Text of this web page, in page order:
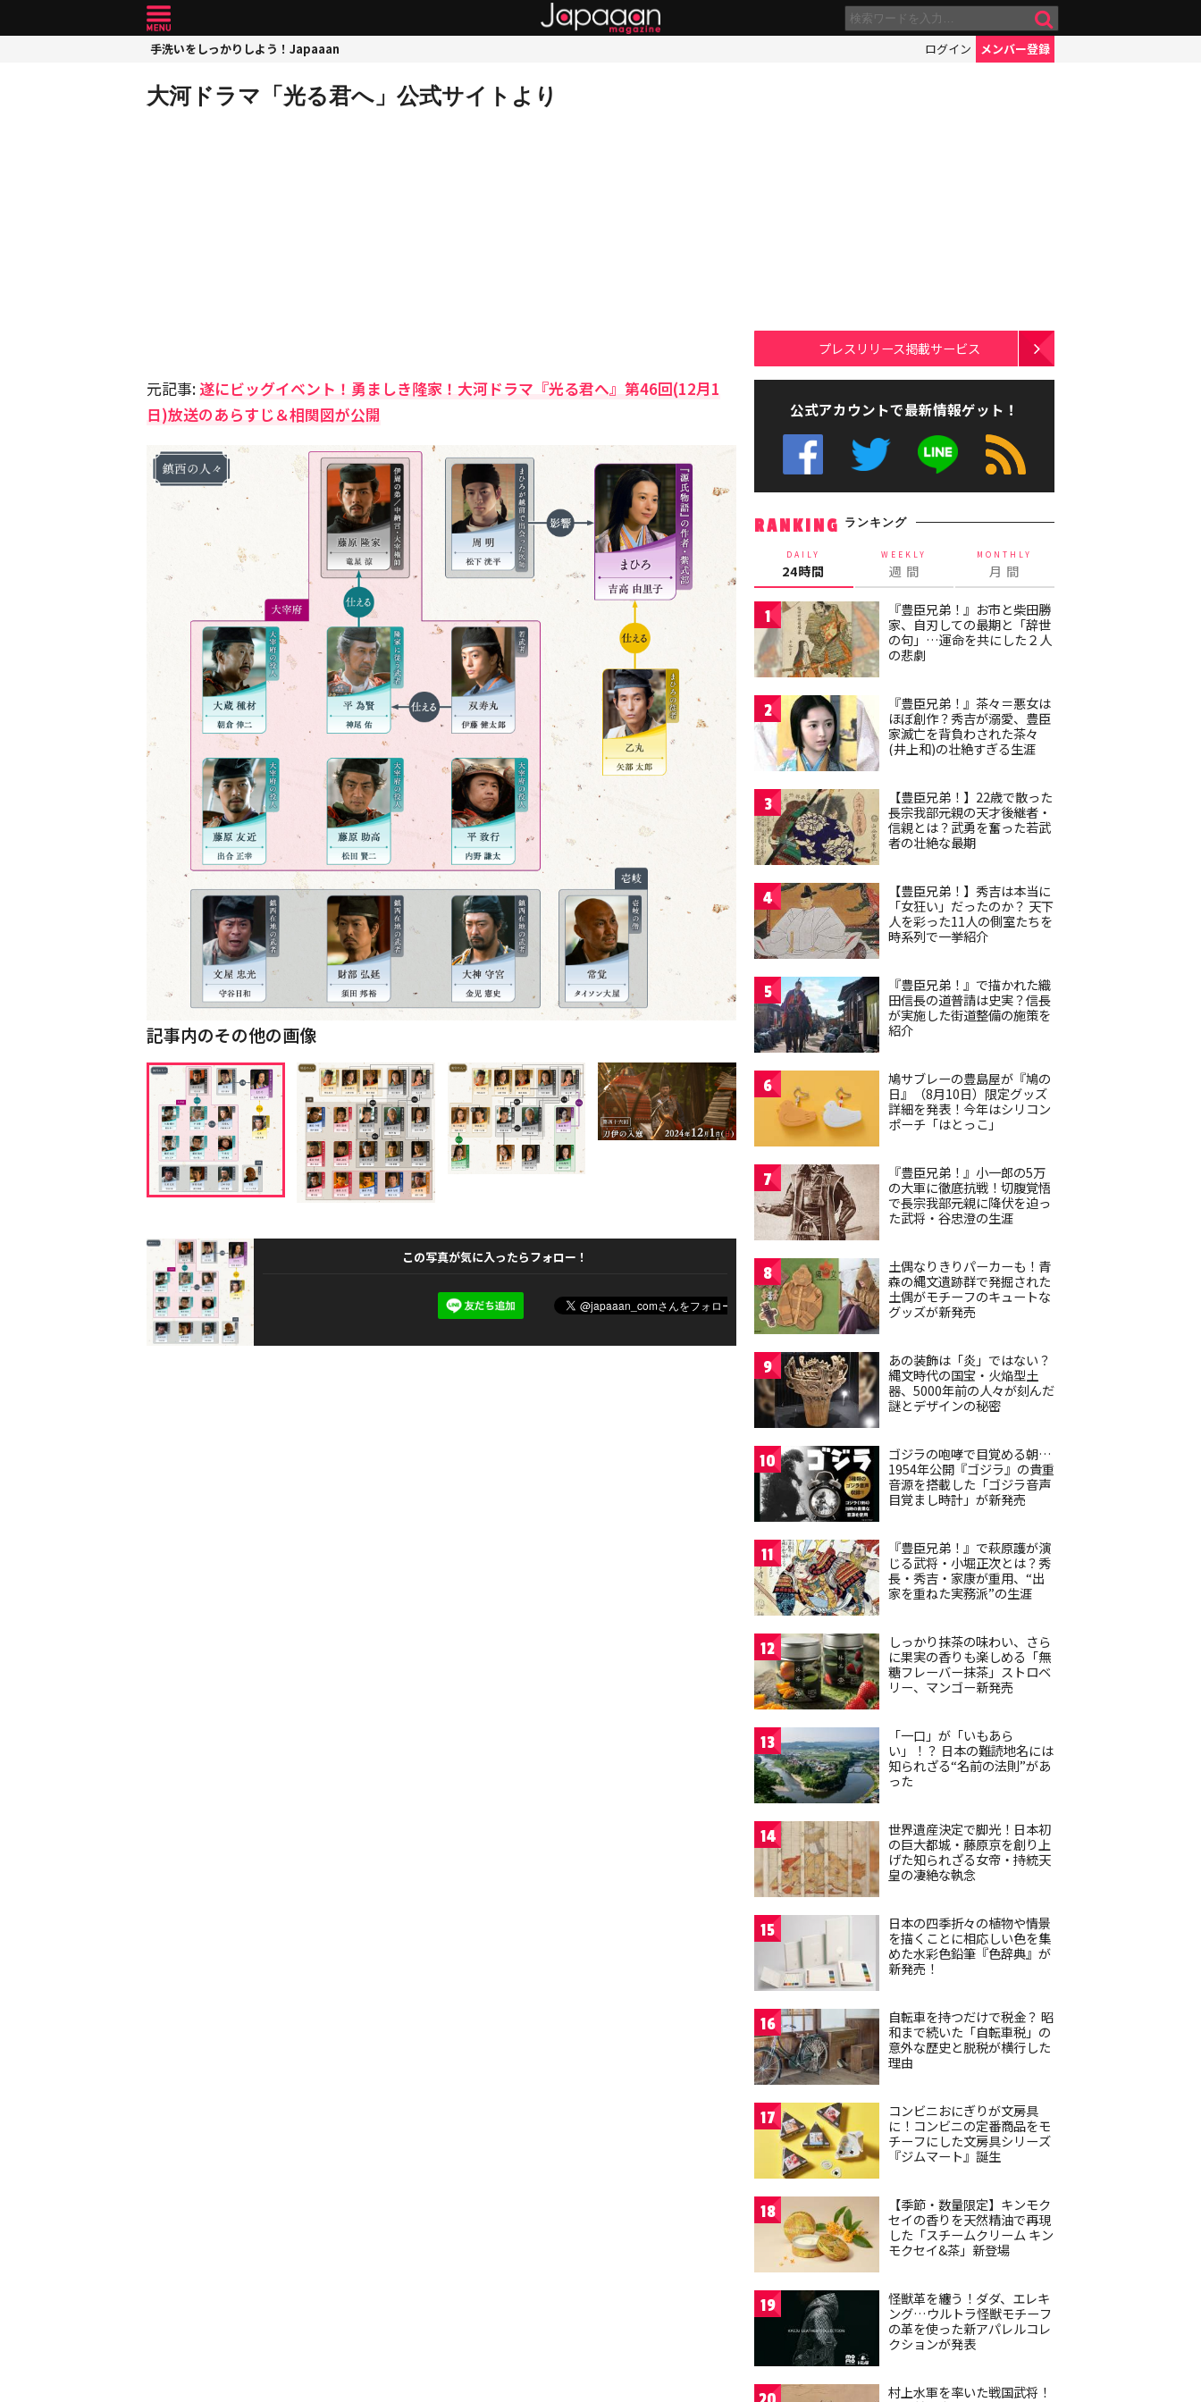
手洗いをしっかりしよう！Japaaan ログイン メンバー登録
大河ドラマ「光る君へ」公式サイトより
元記事:遂にビッグイベント！勇ましき隆家！大河ドラマ『光る君へ』第46回(12月1
日)放送のあらすじ＆相関図が公開
記事内のその他の画像
この写真が気に入ったらフォロー！
プレスリリース掲載サービス
公式アカウントで最新情報ゲット！
RANKING ランキング
DAILY
24時間
WEEKLY
週 間
MONTHLY
月 間
1
『豊臣兄弟！』お市と柴田勝
家、自刃しての最期と「辞世
の句」…運命を共にした２人
の悲劇
2
『豊臣兄弟！』茶々＝悪女は
ほぼ創作？秀吉が溺愛、豊臣
家滅亡を背負わされた茶々
(井上和)の壮絶すぎる生涯
3
【豊臣兄弟！】22歳で散った
長宗我部元親の天才後継者・
信親とは？武勇を奮った若武
者の壮絶な最期
4
【豊臣兄弟！】秀吉は本当に
「女狂い」だったのか？ 天下
人を彩った11人の側室たちを
時系列で一挙紹介
5
『豊臣兄弟！』で描かれた織
田信長の道普請は史実？信長
が実施した街道整備の施策を
紹介
6
鳩サブレーの豊島屋が『鳩の
日』（8月10日）限定グッズ
詳細を発表！今年はシリコン
ポーチ「はとっこ」
7
『豊臣兄弟！』小一郎の5万
の大軍に徹底抗戦！切腹覚悟
で長宗我部元親に降伏を迫っ
た武将・谷忠澄の生涯
8
土偶なりきりパーカーも！青
森の縄文遺跡群で発掘された
土偶がモチーフのキュートな
グッズが新発売
9
あの装飾は「炎」ではない？
縄文時代の国宝・火焔型土
器、5000年前の人々が刻んだ
謎とデザインの秘密
10
ゴジラの咆哮で目覚める朝…
1954年公開『ゴジラ』の貴重
音源を搭載した「ゴジラ音声
目覚まし時計」が新発売
11
『豊臣兄弟！』で萩原護が演
じる武将・小堀正次とは？秀
長・秀吉・家康が重用、“出
家を重ねた実務派”の生涯
12
しっかり抹茶の味わい、さら
に果実の香りも楽しめる「無
糖フレーバー抹茶」ストロベ
リー、マンゴー新発売
13
「一口」が「いもあら
い」！？ 日本の難読地名には
知られざる“名前の法則”があ
った
14
世界遺産決定で脚光！日本初
の巨大都城・藤原京を創り上
げた知られざる女帝・持統天
皇の凄絶な執念
15
日本の四季折々の植物や情景
を描くことに相応しい色を集
めた水彩色鉛筆『色辞典』が
新発売！
16
自転車を持つだけで税金？ 昭
和まで続いた「自転車税」の
意外な歴史と脱税が横行した
理由
17
コンビニおにぎりが文房具
に！コンビニの定番商品をモ
チーフにした文房具シリーズ
『ジムマート』誕生
18
【季節・数量限定】キンモク
セイの香りを天然精油で再現
した「スチームクリーム キン
モクセイ&茶」新登場
19
怪獣革を纏う！ダダ、エレキ
ング…ウルトラ怪獣モチーフ
の革を使った新アパレルコレ
クションが発表
村上水軍を率いた戦国武将！